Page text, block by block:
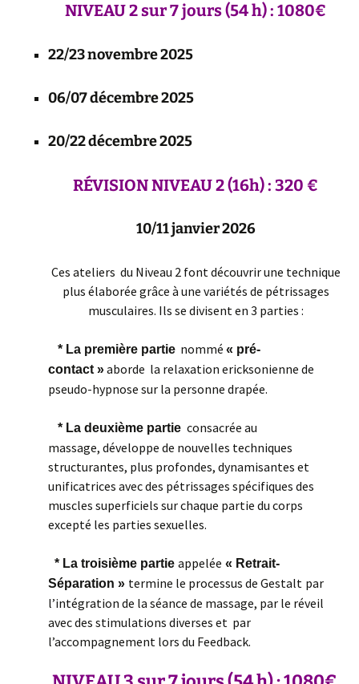
NIVEAU 2sur 7 jours(54 h) : 1080€
22/23 novembre 2025
06/07 décembre 2025
20/22 décembre 2025
RÉVISIONNIVEAU 2 (16h) : 320 €
10/11 janvier 2026
Ces ateliers du Niveau 2 font découvrir une technique
plus élaborée grâce à une variétés de pétrissages
musculaires. Ils se divisent en 3 parties :
* La première partie nommé « pré-
contact »aborde la relaxation ericksonienne de
pseudo-hypnose sur la personne drapée.
* La deuxième partie consacrée au
massage, développe de nouvelles techniques
structurantes, plus profondes, dynamisantes et
unificatrices avec des pétrissages spécifiques des
muscles superficiels sur chaque partie du corps
excepté les parties sexuelles.
* La troisième partie appelée « Retrait-
Séparation » termine le processus de Gestalt par
l’intégration de la séance de massage, par le réveil
avec des stimulations diverses et par
l’accompagnement lors du Feedback.